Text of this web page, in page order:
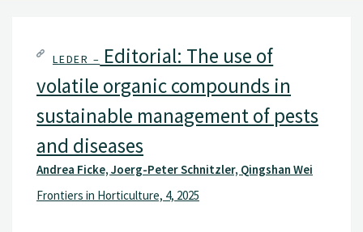
LEDER – Editorial: The use of
volatile organic compounds in
sustainable management of pests
and diseases
Andrea Ficke, Joerg-Peter Schnitzler, Qingshan Wei
Frontiers in Horticulture, 4, 2025